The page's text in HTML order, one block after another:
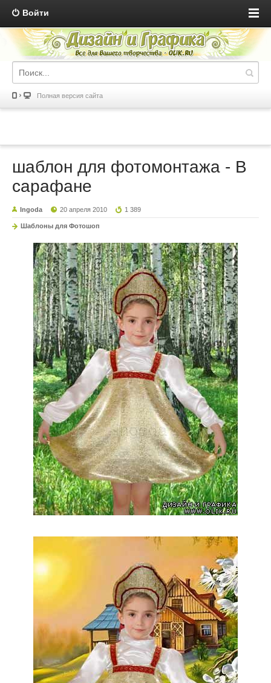
Войти
Полная версия сайта
шаблон для фотомонтажа - В
сарафане
Ingoda 20 апреля 2010 1 389
Шаблоны для Фотошоп